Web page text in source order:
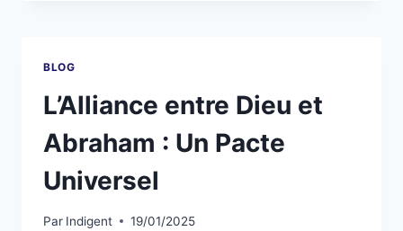
BLOG
L’Alliance entre Dieu et
Abraham : Un Pacte
Universel
Par Indigent 19/01/2025